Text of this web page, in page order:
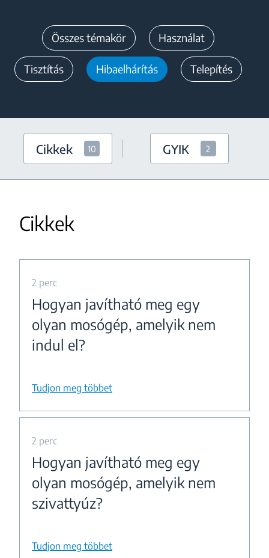
Összes témakör Használat
Tisztítás Hibaelhárítás Telepítés
Cikkek 10 GYIK 2
Cikkek
2 perc
Hogyan javítható meg egy
olyan mosógép, amelyik nem
indul el?
Tudjon meg többet
2 perc
Hogyan javítható meg egy
olyan mosógép, amelyik nem
szivattyúz?
Tudjon meg többet